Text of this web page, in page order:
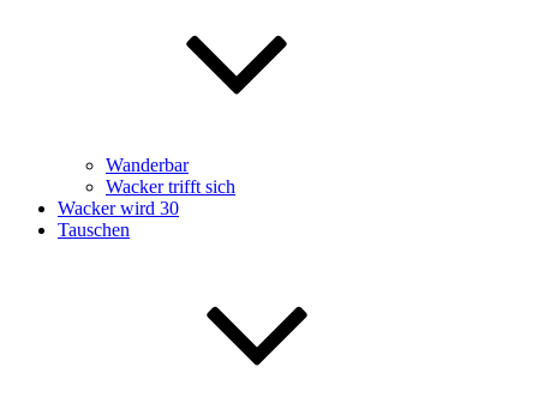
Wanderbar
Wacker trifft sich
Wacker wird 30
Tauschen